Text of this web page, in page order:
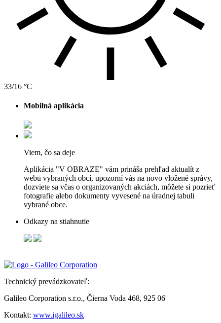
33/16 °C
Mobilná aplikácia
Viem, čo sa deje
Aplikácia "V OBRAZE" vám prináša prehľad aktualít z
webu vybraných obcí, upozorní vás na novo vložené správy,
dozviete sa včas o organizovaných akciách, môžete si pozrieť
fotografie alebo dokumenty vyvesené na úradnej tabuli
vybrané obce.
Odkazy na stiahnutie
Technický prevádzkovateľ:
Galileo Corporation s.r.o., Čierna Voda 468, 925 06
Kontakt: www.igalileo.sk